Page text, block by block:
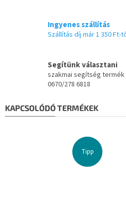
Ingyenes szállítás
Szállítás díj már 1 350 Ft-
Segítünk választani
szakmai segítség termék
0670/278 6818
KAPCSOLÓDÓ TERMÉKEK
Tipp